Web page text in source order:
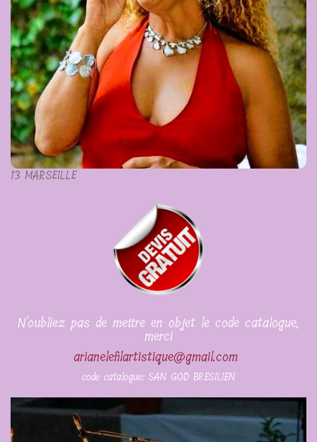
13 MARSEILLE
N'oubliez pas de mettre en objet le code catalogue,
merci
arianelefilartistique@gmail.com
code catalogue: SAN GOD BRESILIEN